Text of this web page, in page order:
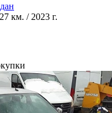
км. / 2023 г.